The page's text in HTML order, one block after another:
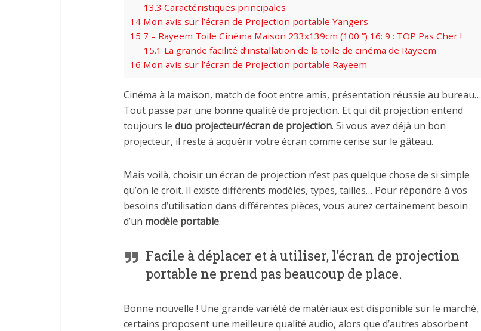
13.3 Caractéristiques principales
14 Mon avis sur l’écran de Projection portable Yangers
15 7 – Rayeem Toile Cinéma Maison 233x139cm (100 ”) 16: 9 : TOP Pas Cher !
15.1 La grande facilité d’installation de la toile de cinéma de Rayeem
16 Mon avis sur l’écran de Projection portable Rayeem
Cinéma à la maison, match de foot entre amis, présentation réussie au bureau…
Tout passe par une bonne qualité de projection. Et qui dit projection entend
toujours le duo projecteur/écran de projection. Si vous avez déjà un bon
projecteur, il reste à acquérir votre écran comme cerise sur le gâteau.
Mais voilà, choisir un écran de projection n’est pas quelque chose de si simple
qu’on le croit. Il existe différents modèles, types, tailles… Pour répondre à vos
besoins d’utilisation dans différentes pièces, vous aurez certainement besoin
d’un modèle portable.
Facile à déplacer et à utiliser, l’écran de projection
portable ne prend pas beaucoup de place.
Bonne nouvelle ! Une grande variété de matériaux est disponible sur le marché,
certains proposent une meilleure qualité audio, alors que d’autres absorbent